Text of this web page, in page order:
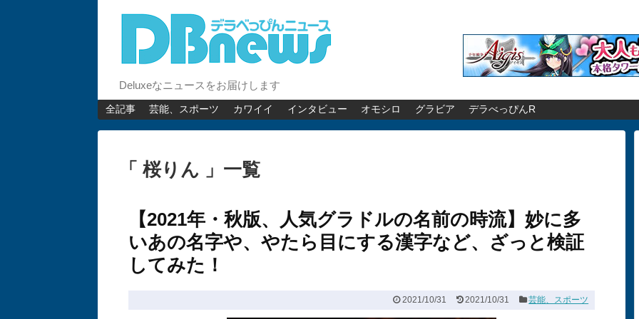
Deluxeなニュースをお届けします
全記事 芸能、スポーツ カワイイ インタビュー オモシロ グラビア デラべっぴんR
「 桜りん 」一覧
【2021年・秋版、人気グラドルの名前の時流】妙に多
いあの名字や、やたら目にする漢字など、ざっと検証
してみた！
2021/10/31 2021/10/31 芸能、スポーツ